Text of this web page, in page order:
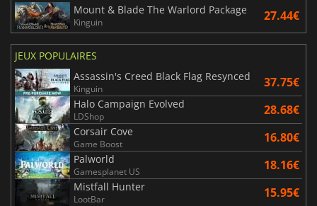
Mount & Blade The Warlord Package
Kinguin 27.44€
JEUX POPULAIRES
Assassin's Creed Black Flag Resynced
Kinguin 37.75€
Halo Campaign Evolved
LDShop 28.68€
Corsair Cove
Game Boost 16.80€
Palworld
Gamesplanet US 18.16€
Mistfall Hunter
LootBar 15.95€